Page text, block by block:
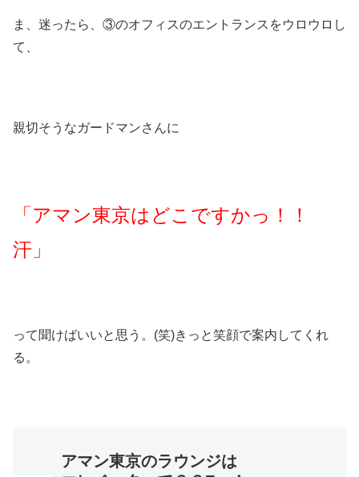
ま、迷ったら、③のオフィスのエントランスをウロウロし
て、
親切そうなガードマンさんに
「アマン東京はどこですかっ！！
汗」
って聞けばいいと思う。(笑)きっと笑顔で案内してくれ
る。
アマン東京のラウンジは